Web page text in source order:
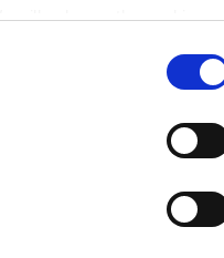
will only use the cookies
consent. You may
by using the link in our
to know more how we
visit our